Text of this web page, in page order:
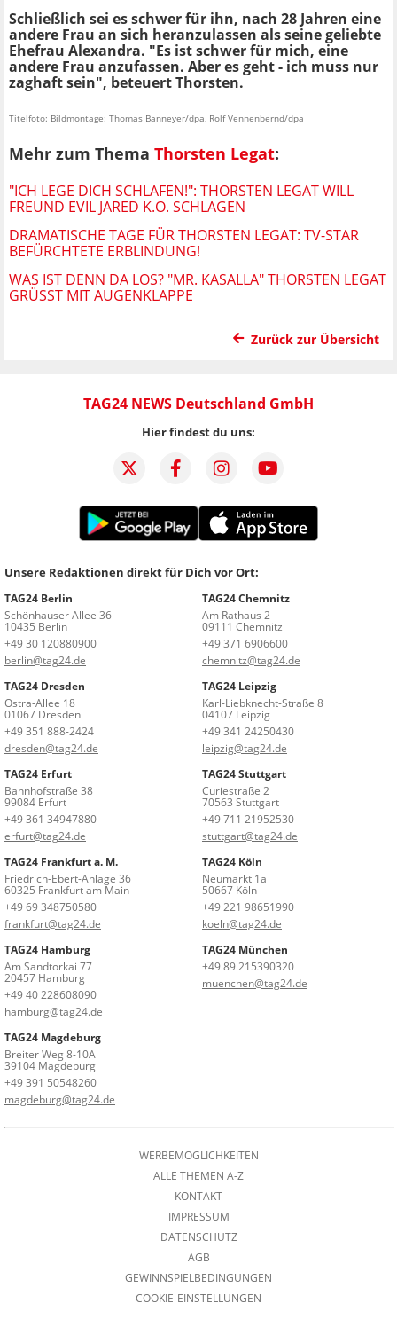
Schließlich sei es schwer für ihn, nach 28 Jahren eine
andere Frau an sich heranzulassen als seine geliebte
Ehefrau Alexandra. "Es ist schwer für mich, eine
andere Frau anzufassen. Aber es geht - ich muss nur
zaghaft sein", beteuert Thorsten.
Titelfoto: Bildmontage: Thomas Banneyer/dpa, Rolf Vennenbernd/dpa
Mehr zum Thema Thorsten Legat:
"ICH LEGE DICH SCHLAFEN!": THORSTEN LEGAT WILL
FREUND EVIL JARED K.O. SCHLAGEN
DRAMATISCHE TAGE FÜR THORSTEN LEGAT: TV-STAR
BEFÜRCHTETE ERBLINDUNG!
WAS IST DENN DA LOS? "MR. KASALLA" THORSTEN LEGAT
GRÜSST MIT AUGENKLAPPE
Zurück zur Übersicht
TAG24 NEWS Deutschland GmbH
Hier findest du uns:
Unsere Redaktionen direkt für Dich vor Ort:
TAG24 Berlin
Schönhauser Allee 36
10435 Berlin
+49 30 120880900
berlin@tag24.de
TAG24 Chemnitz
Am Rathaus 2
09111 Chemnitz
+49 371 6906600
chemnitz@tag24.de
TAG24 Dresden
Ostra-Allee 18
01067 Dresden
+49 351 888-2424
dresden@tag24.de
TAG24 Leipzig
Karl-Liebknecht-Straße 8
04107 Leipzig
+49 341 24250430
leipzig@tag24.de
TAG24 Erfurt
Bahnhofstraße 38
99084 Erfurt
+49 361 34947880
erfurt@tag24.de
TAG24 Stuttgart
Curiestraße 2
70563 Stuttgart
+49 711 21952530
stuttgart@tag24.de
TAG24 Frankfurt a. M.
Friedrich-Ebert-Anlage 36
60325 Frankfurt am Main
+49 69 348750580
frankfurt@tag24.de
TAG24 Köln
Neumarkt 1a
50667 Köln
+49 221 98651990
koeln@tag24.de
TAG24 Hamburg
Am Sandtorkai 77
20457 Hamburg
+49 40 228608090
hamburg@tag24.de
TAG24 München
+49 89 215390320
muenchen@tag24.de
TAG24 Magdeburg
Breiter Weg 8-10A
39104 Magdeburg
+49 391 50548260
magdeburg@tag24.de
WERBEMÖGLICHKEITEN
ALLE THEMEN A-Z
KONTAKT
IMPRESSUM
DATENSCHUTZ
AGB
GEWINNSPIELBEDINGUNGEN
COOKIE-EINSTELLUNGEN